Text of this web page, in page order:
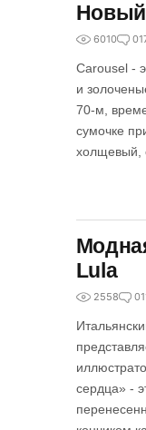
Новый
6010 0
Carousel -
и
70-м,
сумочке
холщевый,
Lula
2558 0
сердца» -